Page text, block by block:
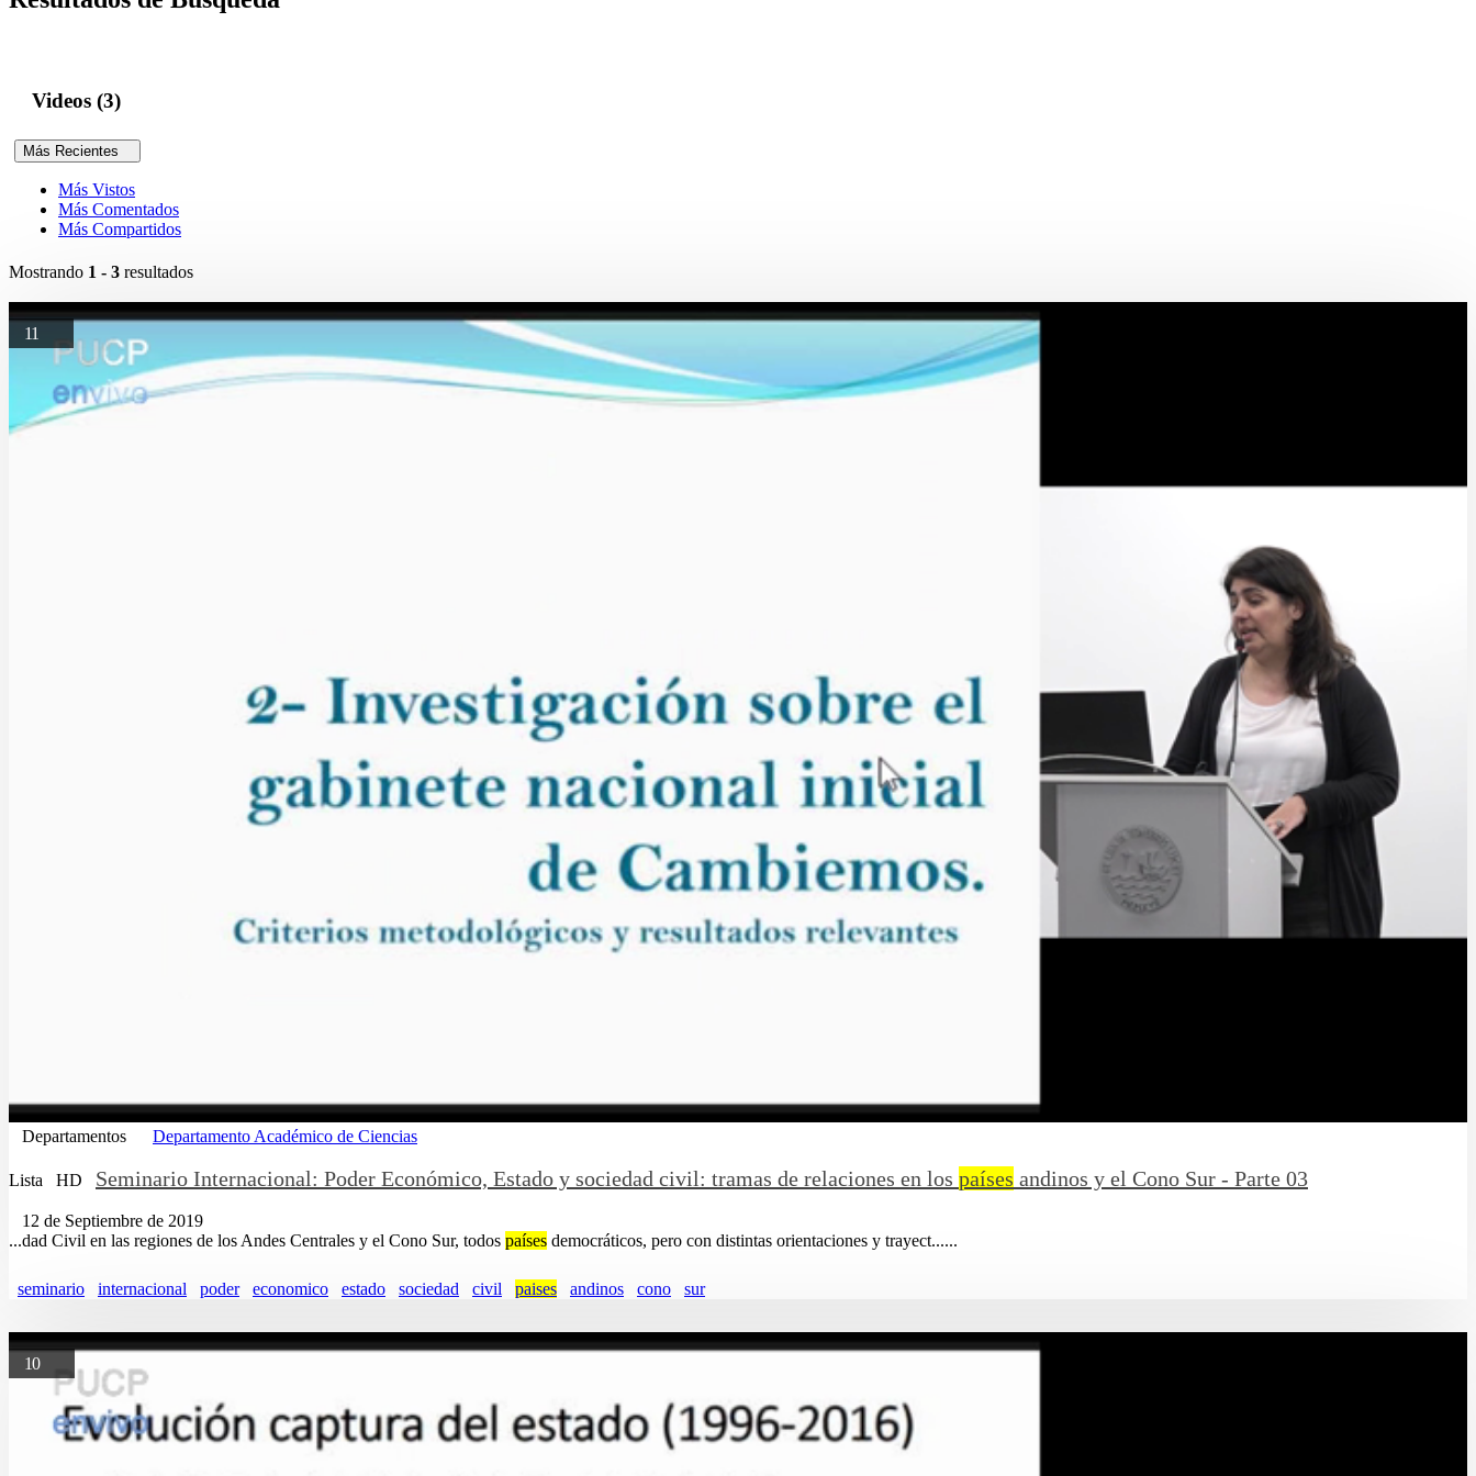
Videos (3)
Más Recientes
Más Vistos
Más Comentados
Más Compartidos
Mostrando 1 - 3 resultados
11
Departamentos Departamento Académico de Ciencias
Lista HD Seminario Internacional: Poder Económico, Estado y sociedad civil: tramas de relaciones en los países andinos y el Cono Sur - Parte 03
12 de Septiembre de 2019
...dad Civil en las regiones de los Andes Centrales y el Cono Sur, todos países democráticos, pero con distintas orientaciones y trayect......
seminario internacional poder economico estado sociedad civil paises andinos cono sur
10